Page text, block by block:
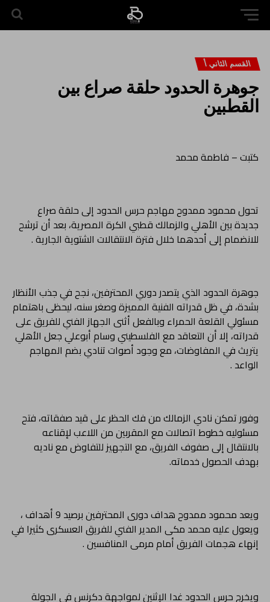
القسم الثاني أ
جوهرة الحدود حلقة صراع بين
القطبين
كتبت – فاطمة محمد
تحول محمود ممدوح مهاجم حرس الحدود إلى حلقة صراع
جديدة بين الأهلي والزمالك قطبي الكرة المصرية، بعد أن ترشح
للانضمام إلى أحدهما خلال فترة الانتقالات الشتوية الجارية .
جوهرة الحدود الذي يتصدر دوري المحترفين، نجح في جذب الأنظار
بشدة، في ظل قدراته الفنية المميزة وصغر سنه، ليحظى باهتمام
مسئولي القلعة الحمراء وبالفعل أثنى الجهاز الفني للفريق على
قدراته، إلا أن التعاقد مع الفلسطيني وسام أبوعلي جعل الأهلي
يتريث في المفاوضات، مع وجود أصوات تنادي بضم المهاجم
الواعد .
وفور تمكن نادي الزمالك من فك الحظر على قيد صفقاته، فتح
مسئوليه خطوط اتصالات مع المقربين من اللاعب لإقناعه
بالانتقال إلى صفوف الفريق، مع التجهيز للتفاوض مع ناديه
بهدف الحصول خدماته.
ويعد محمود ممدوح هداف دورى المحترفين برصيد 9 أهداف ،
ويعول عليه محمد مكى المدير الفني للفريق العسكرى كثيرا في
إنهاء هجمات الفريق أمام مرمى المنافسين .
ويخرج حرس الحدود غدا الإثنين لمواجهة دكرنس في الجولة